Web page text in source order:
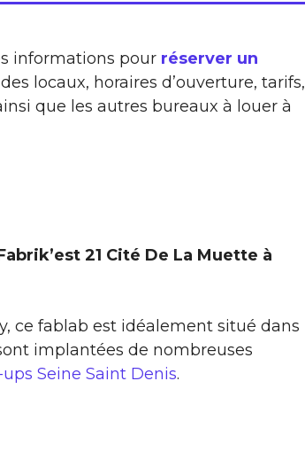
informations pour réserver un
locaux, horaires d’ouverture, tarifs,
que les autres bureaux à louer à
21 Cité De La Muette à
ce fablab est idéalement situé dans
implantées de nombreuses
Seine Saint Denis.